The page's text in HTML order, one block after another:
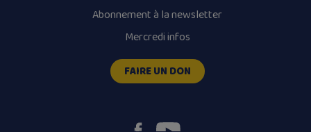
Abonnement à la newsletter
Mercredi infos
FAIRE UN DON